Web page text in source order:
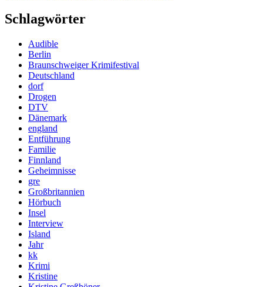
Schlagwörter
Audible
Berlin
Braunschweiger Krimifestival
Deutschland
dorf
Drogen
DTV
Dänemark
england
Entführung
Familie
Finnland
Geheimnisse
gre
Großbritannien
Hörbuch
Insel
Interview
Island
Jahr
kk
Krimi
Kristine